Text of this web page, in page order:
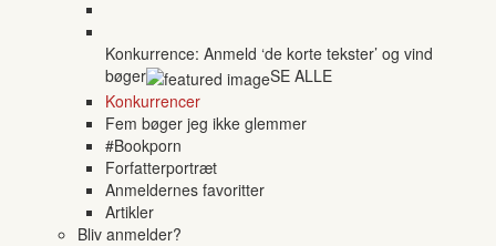
Konkurrence: Anmeld ‘de korte tekster’ og vind
bøger
SE ALLE
Konkurrencer
Fem bøger jeg ikke glemmer
#Bookporn
Forfatterportræt
Anmeldernes favoritter
Artikler
Bliv anmelder?